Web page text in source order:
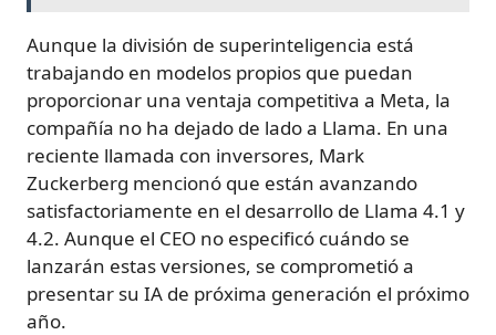
Aunque la división de superinteligencia está
trabajando en modelos propios que puedan
proporcionar una ventaja competitiva a Meta, la
compañía no ha dejado de lado a Llama. En una
reciente llamada con inversores, Mark
Zuckerberg mencionó que están avanzando
satisfactoriamente en el desarrollo de Llama 4.1 y
4.2. Aunque el CEO no especificó cuándo se
lanzarán estas versiones, se comprometió a
presentar su IA de próxima generación el próximo
año.